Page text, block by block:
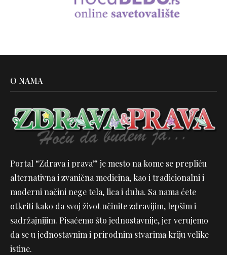
O NAMA
Portal “Zdrava i prava” je mesto na kome se prepliću
alternativna i zvanična medicina, kao i tradicionalni i
moderni načini nege tela, lica i duha. Sa nama ćete
otkriti kako da svoj život učinite zdravijim, lepšim i
sadržajnijim. Pisaćemo što jednostavnije, jer verujemo
da se u jednostavnim i prirodnim stvarima kriju velike
istine.